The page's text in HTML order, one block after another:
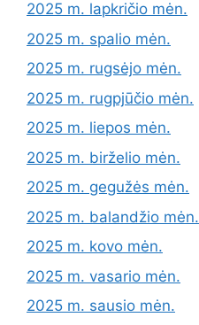
2025 m. lapkričio mėn.
2025 m. spalio mėn.
2025 m. rugsėjo mėn.
2025 m. rugpjūčio mėn.
2025 m. liepos mėn.
2025 m. birželio mėn.
2025 m. gegužės mėn.
2025 m. balandžio mėn.
2025 m. kovo mėn.
2025 m. vasario mėn.
2025 m. sausio mėn.